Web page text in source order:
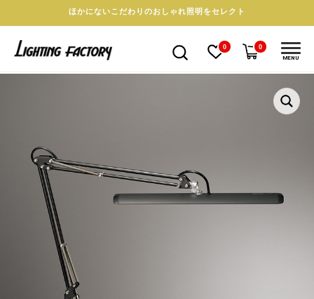
ほかにないこだわりのおしゃれ照明をセレクト
0 0
MENU